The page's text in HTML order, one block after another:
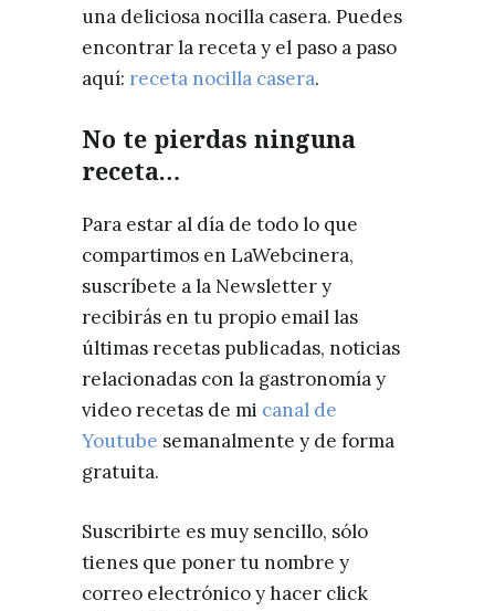
una deliciosa nocilla casera. Puedes
encontrar la receta y el paso a paso
aquí: receta nocilla casera.
No te pierdas ninguna
receta…
Para estar al día de todo lo que
compartimos en LaWebcinera,
suscríbete a la Newsletter y
recibirás en tu propio email las
últimas recetas publicadas, noticias
relacionadas con la gastronomía y
video recetas de mi canal de
Youtube semanalmente y de forma
gratuita.
Suscribirte es muy sencillo, sólo
tienes que poner tu nombre y
correo electrónico y hacer click